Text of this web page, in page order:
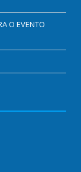
O EVENTO